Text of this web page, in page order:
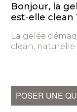
Bonjour, la
est-elle clean
La gelée
clean, naturelle
POSER UNE